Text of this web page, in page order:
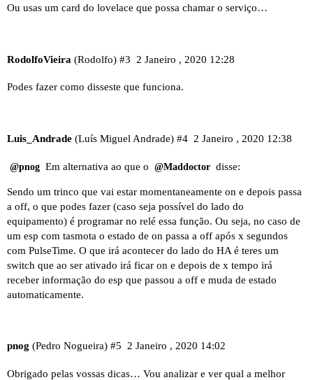
Ou usas um card do lovelace que possa chamar o serviço…
RodolfoVieira (Rodolfo) 2 Janeiro , 2020 12:28
#3
Podes fazer como disseste que funciona.
Luis_Andrade (Luís Miguel Andrade) 2 Janeiro , 2020 12:38
#4
@pnog Em alternativa ao que o @Maddoctor disse:
Sendo um trinco que vai estar momentaneamente on e depois passa
a off, o que podes fazer (caso seja possível do lado do
equipamento) é programar no relé essa função. Ou seja, no caso de
um esp com tasmota o estado de on passa a off após x segundos
com PulseTime. O que irá acontecer do lado do HA é teres um
switch que ao ser ativado irá ficar on e depois de x tempo irá
receber informação do esp que passou a off e muda de estado
automaticamente.
pnog (Pedro Nogueira) 2 Janeiro , 2020 14:02
#5
Obrigado pelas vossas dicas… Vou analizar e ver qual a melhor